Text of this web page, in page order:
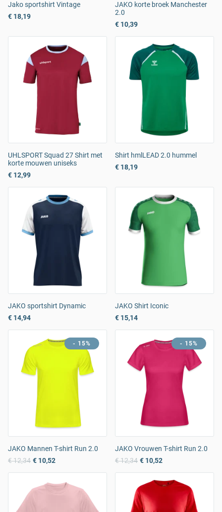
Jako sportshirt Vintage
€ 18,19
JAKO korte broek Manchester
2.0
€ 10,39
UHLSPORT Squad 27 Shirt met
korte mouwen uniseks
€ 12,99
Shirt hmlLEAD 2.0 hummel
€ 18,19
JAKO sportshirt Dynamic
€ 14,94
JAKO Shirt Iconic
€ 15,14
- 15%
JAKO Mannen T-shirt Run 2.0
€ 12,34 € 10,52
- 15%
JAKO Vrouwen T-shirt Run 2.0
€ 12,34 € 10,52